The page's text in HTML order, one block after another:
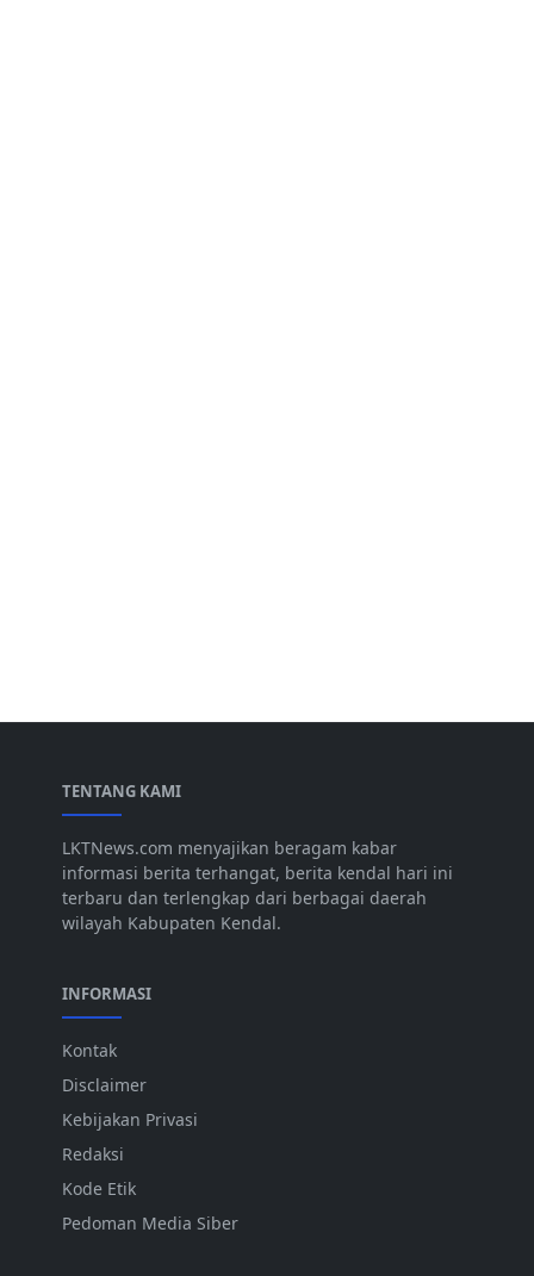
TENTANG KAMI
LKTNews.com menyajikan beragam kabar
informasi berita terhangat, berita kendal hari ini
terbaru dan terlengkap dari berbagai daerah
wilayah Kabupaten Kendal.
INFORMASI
Kontak
Disclaimer
Kebijakan Privasi
Redaksi
Kode Etik
Pedoman Media Siber